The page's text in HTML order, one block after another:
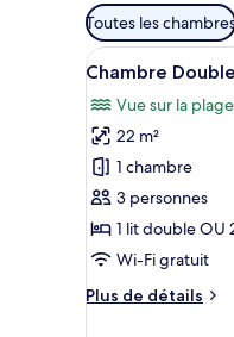
Filtres
disponibles
pour
chambres
Toutes les
Afficher
toutes
les
photos
pour
ce
type
de
chambre :
Chambre
10
Chambre
Vue sur la plage
22 m²
1 chambre
3 personnes
1 lit double OU
Wi-Fi gratuit
Plus de détails
Plus